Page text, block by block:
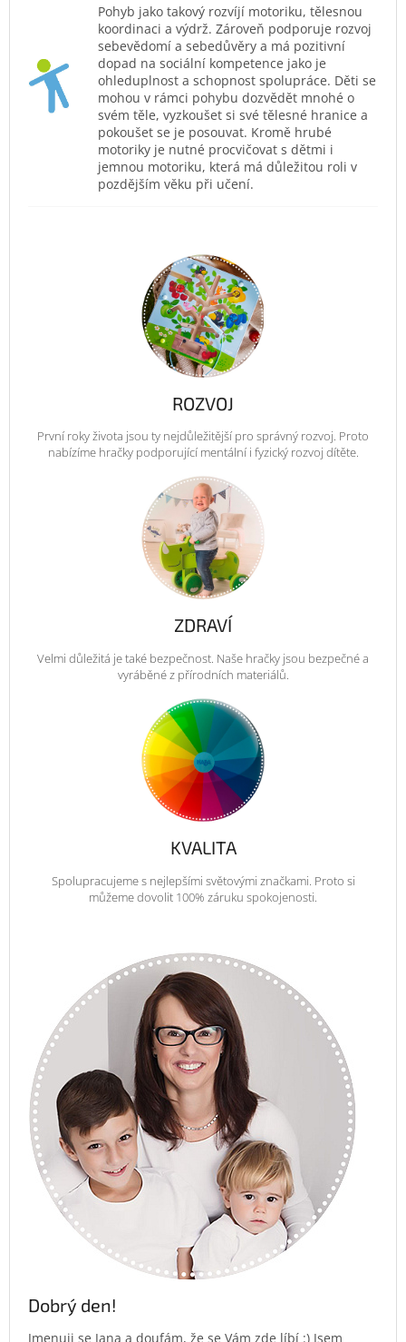
Pohyb jako takový rozvíjí motoriku, tělesnou
koordinaci a výdrž. Zároveň podporuje rozvoj
sebevědomí a sebedůvěry a má pozitivní
dopad na sociální kompetence jako je
ohleduplnost a schopnost spolupráce. Děti se
mohou v rámci pohybu dozvědět mnohé o
svém těle, vyzkoušet si své tělesné hranice a
pokoušet se je posouvat. Kromě hrubé
motoriky je nutné procvičovat s dětmi i
jemnou motoriku, která má důležitou roli v
pozdějším věku při učení.
ROZVOJ
První roky života jsou ty nejdůležitější pro správný rozvoj. Proto
nabízíme hračky podporující mentální i fyzický rozvoj dítěte.
ZDRAVÍ
Velmi důležitá je také bezpečnost. Naše hračky jsou bezpečné a
vyráběné z přírodních materiálů.
KVALITA
Spolupracujeme s nejlepšími světovými značkami. Proto si
můžeme dovolit 100% záruku spokojenosti.
Dobrý den!
Jmenuji se Jana a doufám, že se Vám zde líbí :) Jsem